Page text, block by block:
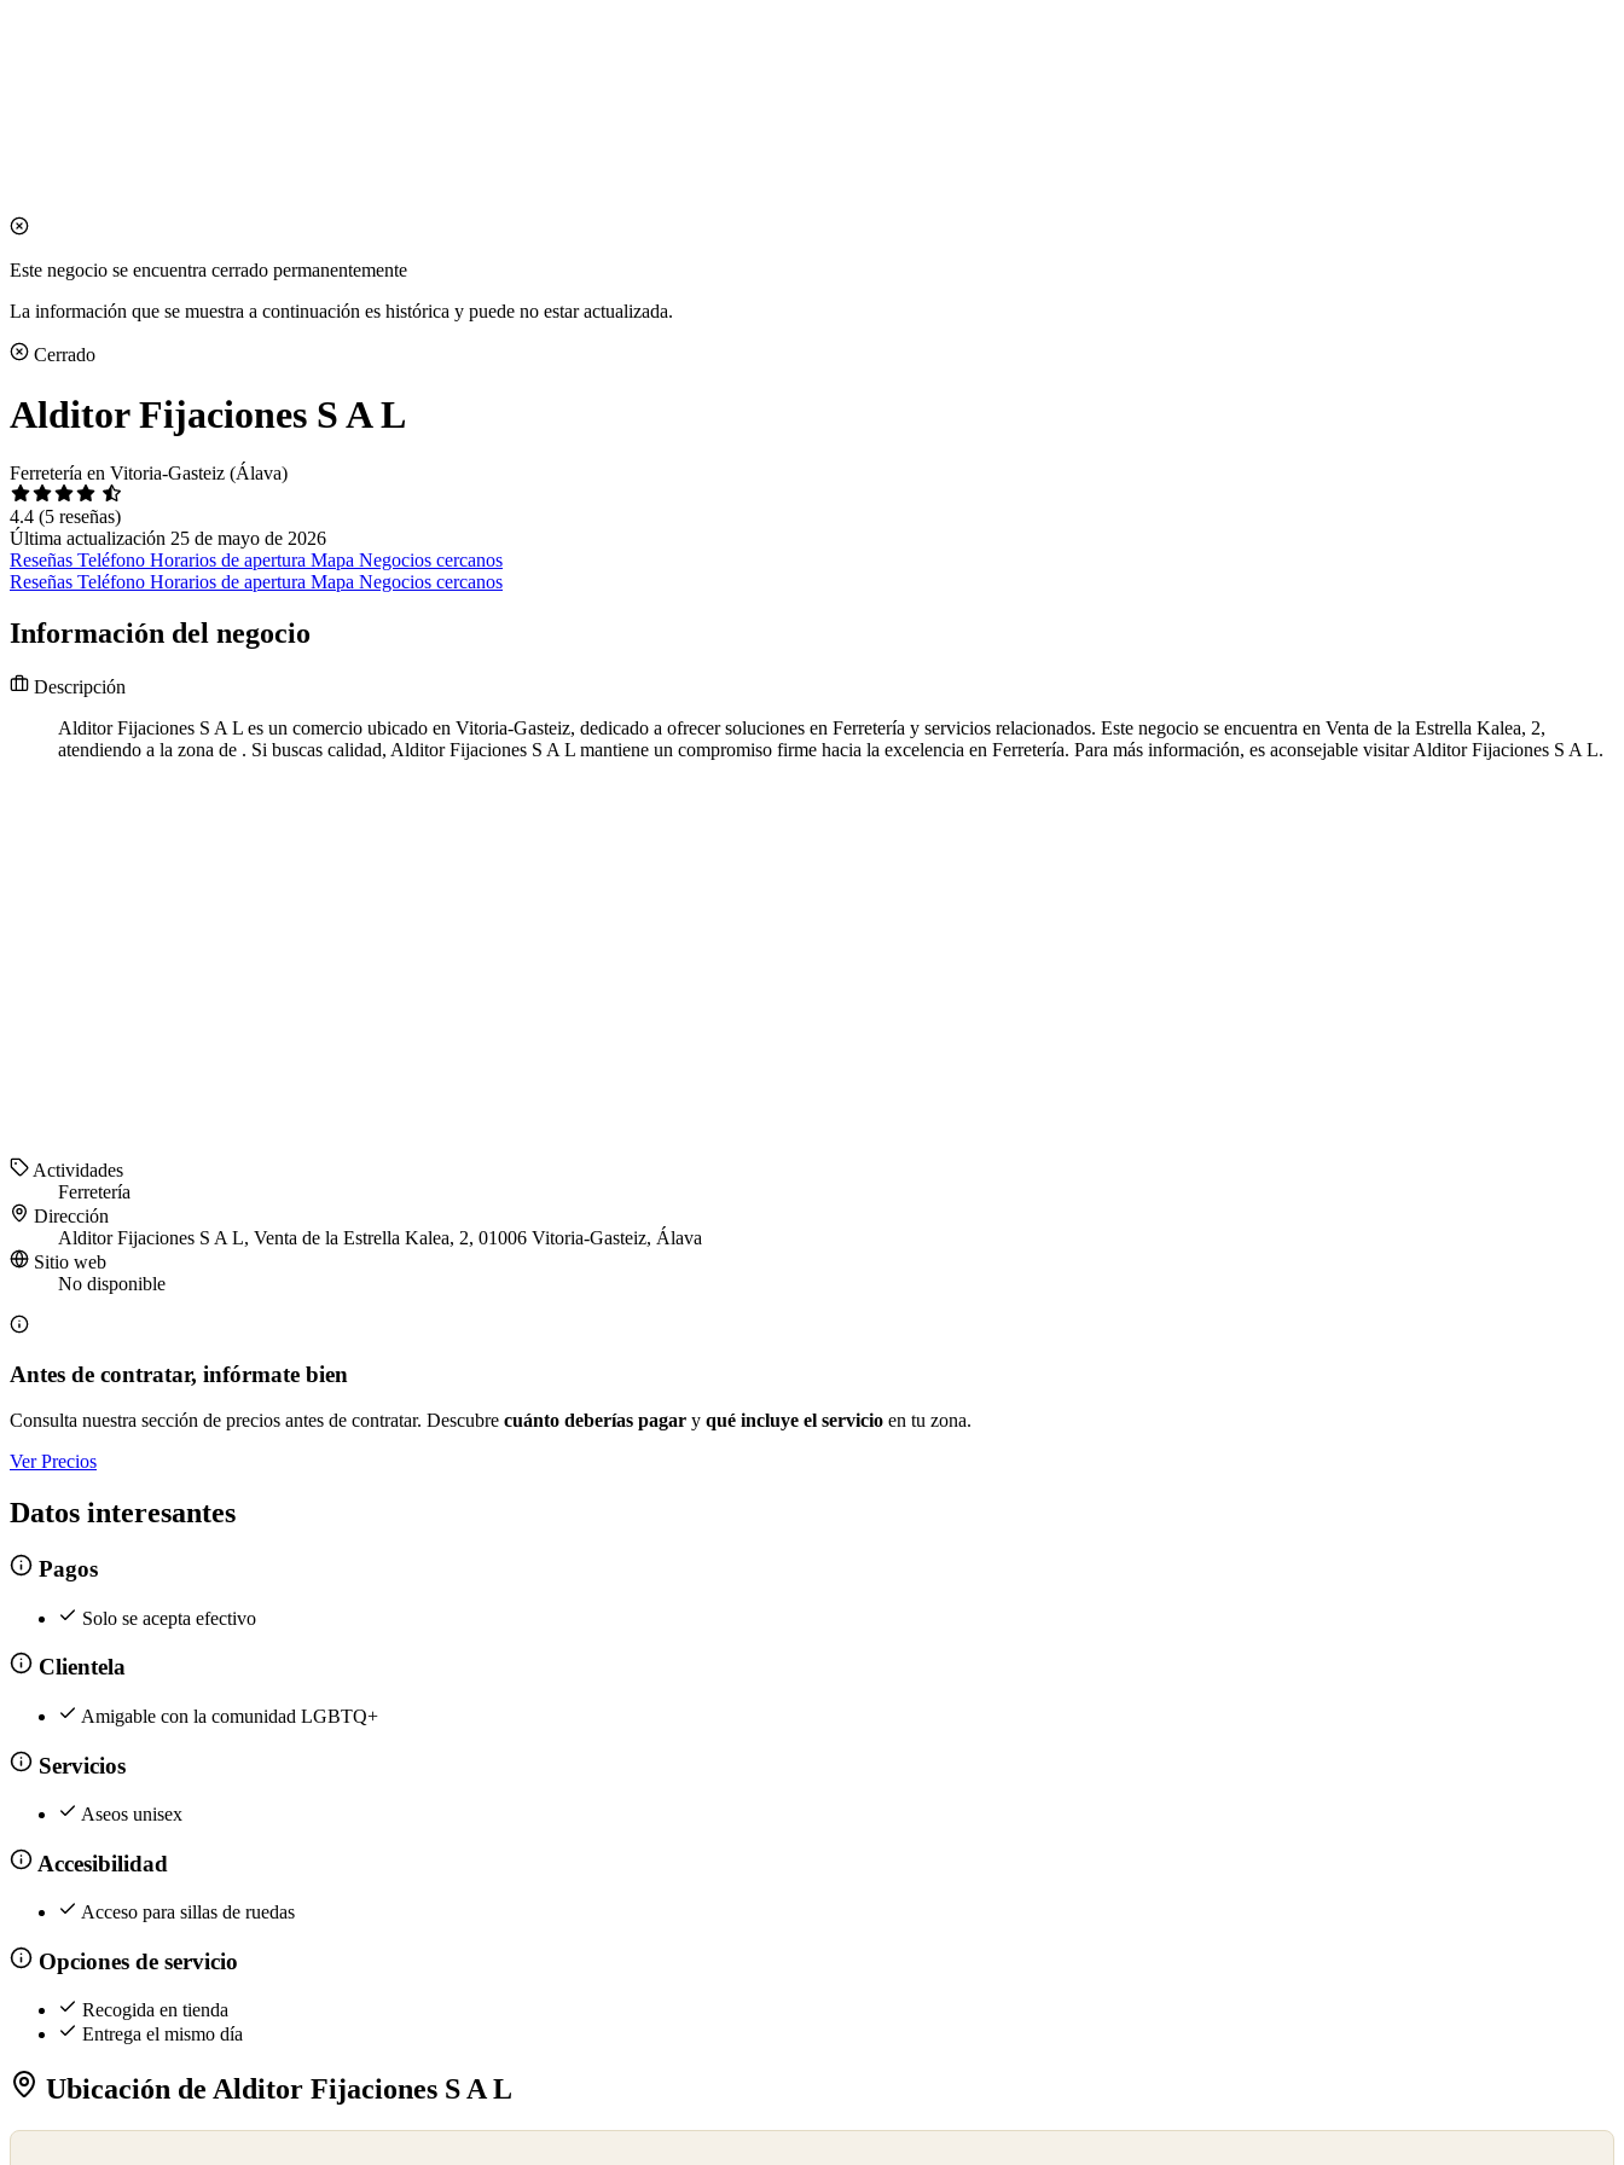
Este negocio se encuentra cerrado permanentemente
La información que se muestra a continuación es histórica y puede no estar actualizada.
Cerrado
Alditor Fijaciones S A L
Ferretería en Vitoria-Gasteiz (Álava)
4.4 (5 reseñas)
Última actualización 25 de mayo de 2026
Reseñas Teléfono Horarios de apertura Mapa Negocios cercanos
Reseñas Teléfono Horarios de apertura Mapa Negocios cercanos
Información del negocio
Descripción
Alditor Fijaciones S A L es un comercio ubicado en Vitoria-Gasteiz, dedicado a ofrecer soluciones en Ferretería y servicios relacionados. Este negocio se encuentra en Venta de la Estrella Kalea, 2,
atendiendo a la zona de . Si buscas calidad, Alditor Fijaciones S A L mantiene un compromiso firme hacia la excelencia en Ferretería. Para más información, es aconsejable visitar Alditor Fijaciones S A L.
Actividades
Ferretería
Dirección
Alditor Fijaciones S A L, Venta de la Estrella Kalea, 2, 01006 Vitoria-Gasteiz, Álava
Sitio web
No disponible
Antes de contratar, infórmate bien
Consulta nuestra sección de precios antes de contratar. Descubre cuánto deberías pagar y qué incluye el servicio en tu zona.
Ver Precios
Datos interesantes
Pagos
Solo se acepta efectivo
Clientela
Amigable con la comunidad LGBTQ+
Servicios
Aseos unisex
Accesibilidad
Acceso para sillas de ruedas
Opciones de servicio
Recogida en tienda
Entrega el mismo día
Ubicación de Alditor Fijaciones S A L